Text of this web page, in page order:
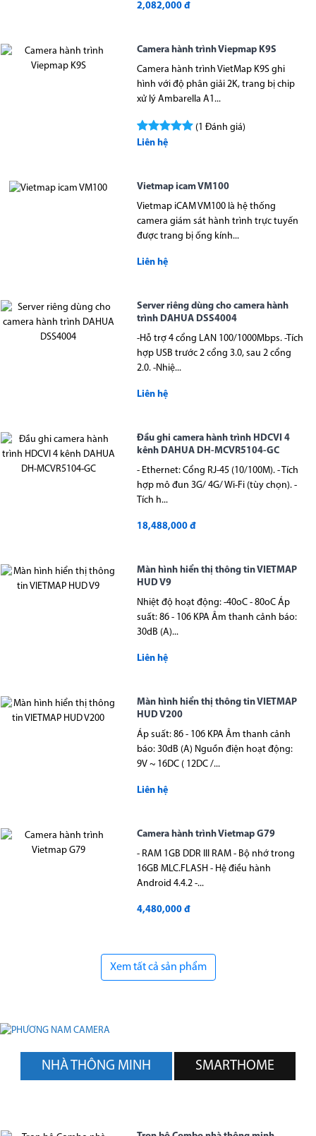
2,082,000 đ
Camera hành trình Viepmap K9S
Camera hành trình VietMap K9S ghi
hình với độ phân giải 2K, trang bị chip
xử lý Ambarella A1...
(1 Đánh giá)
Liên hệ
Vietmap icam VM100
Vietmap iCAM VM100 là hệ thống
camera giám sát hành trình trực tuyến
được trang bị ống kính...
Liên hệ
Server riêng dùng cho camera hành
trình DAHUA DSS4004
-Hỗ trợ 4 cổng LAN 100/1000Mbps. -Tích
hợp USB trước 2 cổng 3.0, sau 2 cổng
2.0. -Nhiệ...
Liên hệ
Đầu ghi camera hành trình HDCVI 4
kênh DAHUA DH-MCVR5104-GC
- Ethernet: Cổng RJ-45 (10/100M). - Tích
hợp mô đun 3G/ 4G/ Wi-Fi (tùy chọn). -
Tích h...
18,488,000 đ
Màn hình hiển thị thông tin VIETMAP
HUD V9
Nhiệt độ hoạt động: -40oC - 80oC Áp
suất: 86 - 106 KPA Âm thanh cảnh báo:
30dB (A)...
Liên hệ
Màn hình hiển thị thông tin VIETMAP
HUD V200
Áp suất: 86 - 106 KPA Âm thanh cảnh
báo: 30dB (A) Nguồn điện hoạt động:
9V ~ 16DC ( 12DC /...
Liên hệ
Camera hành trình Vietmap G79
- RAM 1GB DDR III RAM - Bộ nhớ trong
16GB MLC.FLASH - Hệ điều hành
Android 4.4.2 -...
4,480,000 đ
Xem tất cả sản phẩm
NHÀ THÔNG MINH SMARTHOME